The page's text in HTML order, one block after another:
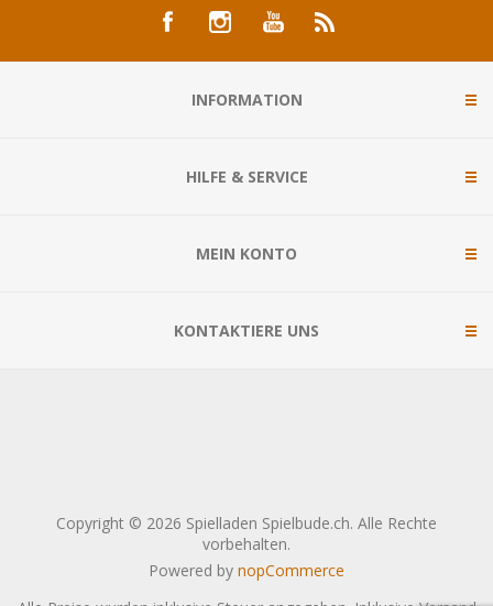
INFORMATION
HILFE & SERVICE
MEIN KONTO
KONTAKTIERE UNS
Copyright © 2026 Spielladen Spielbude.ch. Alle Rechte
vorbehalten.
Powered by nopCommerce